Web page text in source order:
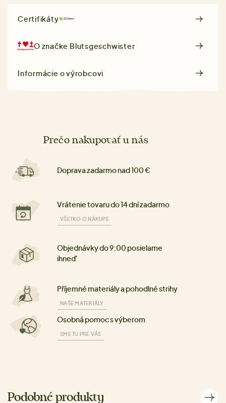
Certifikáty
O značke Blutsgeschwister
Informácie o výrobcovi
Prečo nakupovať u nás
Doprava zadarmo nad 100 €
Vrátenie tovaru do 14 dní zadarmo
VŠETKO O NÁKUPE
Objednávky do 9:00 posielame
ihneď
Příjemné materiály a pohodlné strihy
NAŠE MATERIÁLY
Osobná pomoc s výberom
SME TU PRE VÁS
Podobné produkty